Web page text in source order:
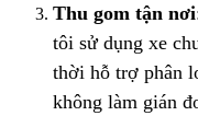
Thu gom tận nơi
tôi sử dụng xe
thời hỗ trợ phân
không làm gián